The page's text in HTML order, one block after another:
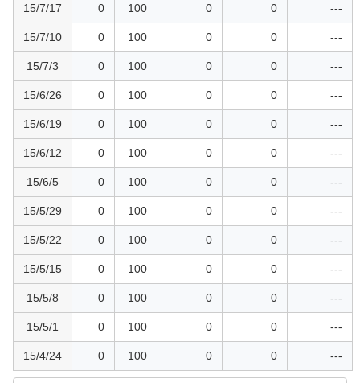
15/7/17 0 100 0 0 ---
15/7/10 0 100 0 0 ---
15/7/3 0 100 0 0 ---
15/6/26 0 100 0 0 ---
15/6/19 0 100 0 0 ---
15/6/12 0 100 0 0 ---
15/6/5 0 100 0 0 ---
15/5/29 0 100 0 0 ---
15/5/22 0 100 0 0 ---
15/5/15 0 100 0 0 ---
15/5/8 0 100 0 0 ---
15/5/1 0 100 0 0 ---
15/4/24 0 100 0 0 ---